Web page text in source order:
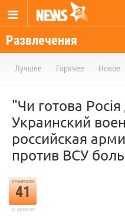
Развлечения
Лучшее Горячее Новое
"Чи готова
Украинский
российская
против ВСУ
отметили
41
в архиве